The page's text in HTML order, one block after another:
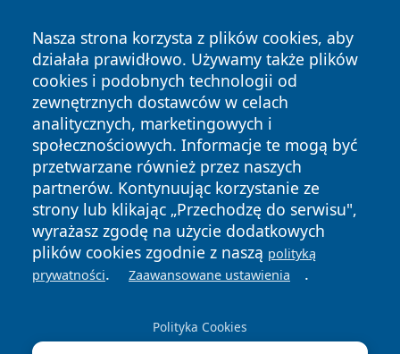
Nasza strona korzysta z plików cookies, aby
działała prawidłowo. Używamy także plików
cookies i podobnych technologii od
zewnętrznych dostawców w celach
analitycznych, marketingowych i
społecznościowych. Informacje te mogą być
przetwarzane również przez naszych
partnerów. Kontynuując korzystanie ze
strony lub klikając „Przechodzę do serwisu",
wyrażasz zgodę na użycie dodatkowych
plików cookies zgodnie z naszą polityką
prywatności. Zaawansowane ustawienia .
Polityka Cookies
Copyright © 2026 echobialystok.pl Wszystkie prawa
zastrzeżone.
News Autorzy
Polityka
Prywatności
Polityka
Cookies